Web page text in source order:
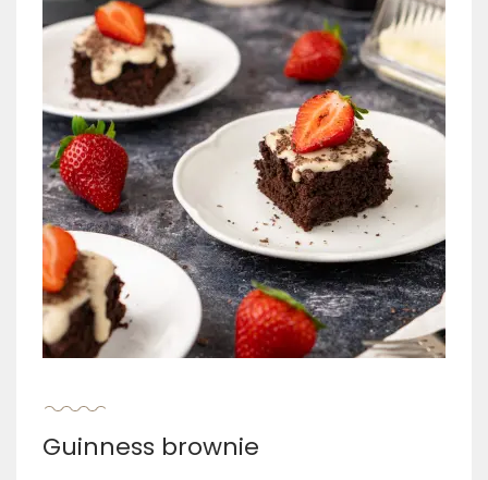
Guinness brownie